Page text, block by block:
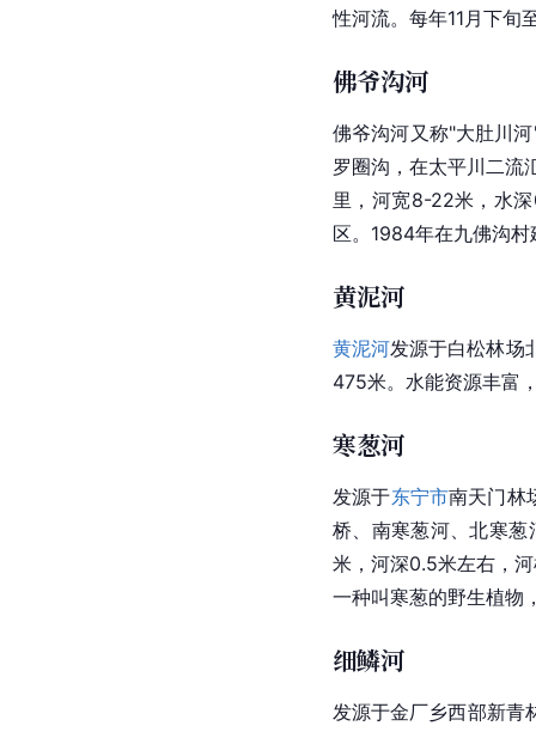
性河流。每年11月下旬
佛爷沟河
佛爷沟河又称"大肚川
罗圈沟，在太平川二流
里，河宽8-22米，水
区。1984年在九佛沟
黄泥河
黄泥河发源于白松林场
475米。水能资源丰富
寒葱河
发源于东宁市南天门林
桥、南寒葱河、北寒
米，河深0.5米左右，
一种叫寒葱的野生植物
细鳞河
发源于金厂乡西部新青